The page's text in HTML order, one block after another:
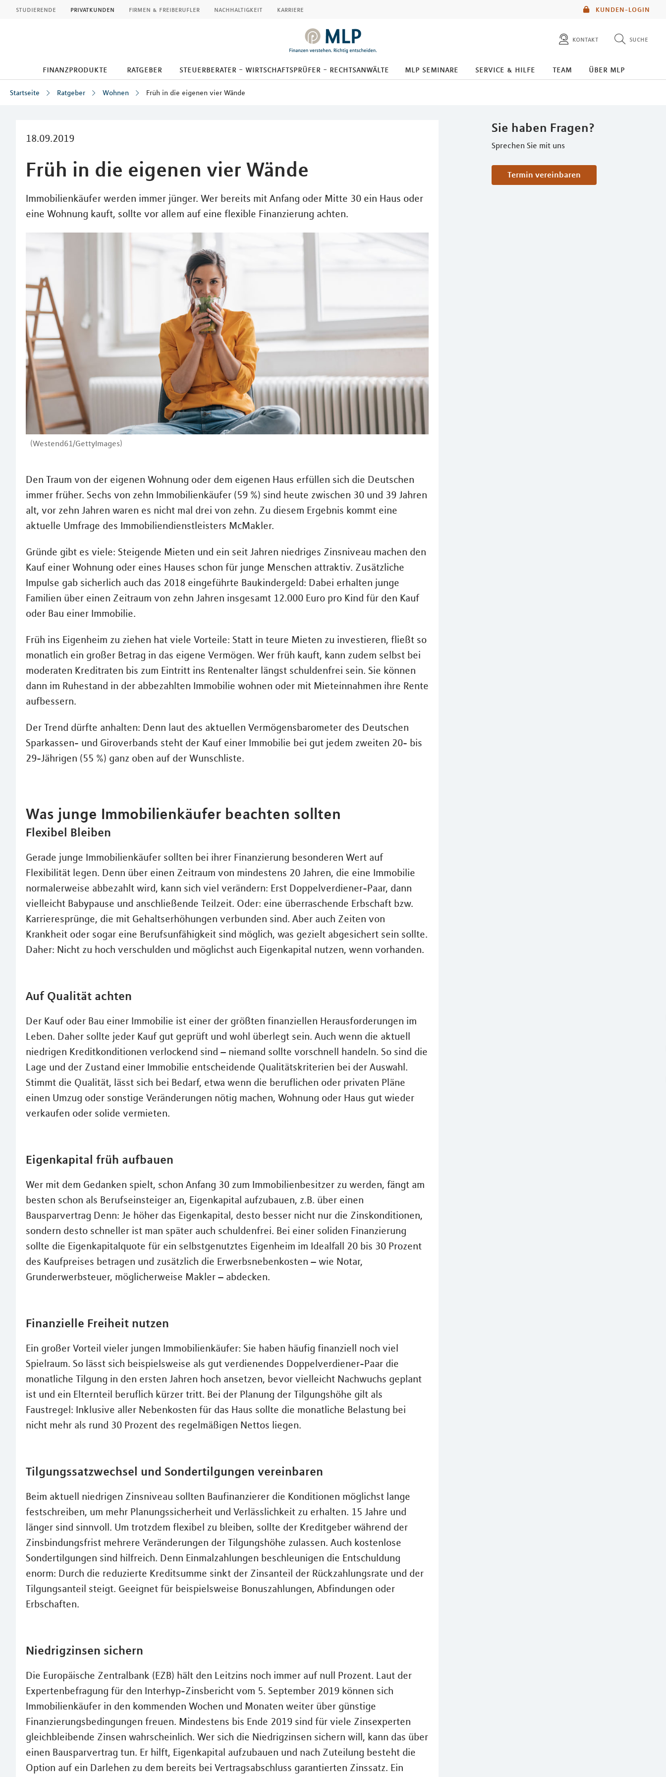
KUNDEN-LOGIN
studierende privatkunden firmen & freiberufler nachhaltigkeit karriere
kontakt suche
diese website durchsuchen
finanzprodukte ratgeber steuerberater - wirtschaftsprüfer - rechtsanwälte mlp seminare service & hilfe team über mlp
Startseite Ratgeber Wohnen Früh in die eigenen vier Wände
18.09.2019
Früh in die eigenen vier Wände
Immobilienkäufer werden immer jünger. Wer bereits mit Anfang oder Mitte 30 ein Haus oder
eine Wohnung kauft, sollte vor allem auf eine flexible Finanzierung achten.
(Westend61/GettyImages)
Sie haben Fragen?
Sprechen Sie mit uns
Termin vereinbaren
Den Traum von der eigenen Wohnung oder dem eigenen Haus erfüllen sich die Deutschen
immer früher. Sechs von zehn Immobilienkäufer (59 %) sind heute zwischen 30 und 39 Jahren
alt, vor zehn Jahren waren es nicht mal drei von zehn. Zu diesem Ergebnis kommt eine
aktuelle Umfrage des Immobiliendienstleisters McMakler.
Gründe gibt es viele: Steigende Mieten und ein seit Jahren niedriges Zinsniveau machen den
Kauf einer Wohnung oder eines Hauses schon für junge Menschen attraktiv. Zusätzliche
Impulse gab sicherlich auch das 2018 eingeführte Baukindergeld: Dabei erhalten junge
Familien über einen Zeitraum von zehn Jahren insgesamt 12.000 Euro pro Kind für den Kauf
oder Bau einer Immobilie.
Früh ins Eigenheim zu ziehen hat viele Vorteile: Statt in teure Mieten zu investieren, fließt so
monatlich ein großer Betrag in das eigene Vermögen. Wer früh kauft, kann zudem selbst bei
moderaten Kreditraten bis zum Eintritt ins Rentenalter längst schuldenfrei sein. Sie können
dann im Ruhestand in der abbezahlten Immobilie wohnen oder mit Mieteinnahmen ihre Rente
aufbessern.
Der Trend dürfte anhalten: Denn laut des aktuellen Vermögensbarometer des Deutschen
Sparkassen- und Giroverbands steht der Kauf einer Immobilie bei gut jedem zweiten 20- bis
29-Jährigen (55 %) ganz oben auf der Wunschliste.
Was junge Immobilienkäufer beachten sollten
Flexibel Bleiben
Gerade junge Immobilienkäufer sollten bei ihrer Finanzierung besonderen Wert auf
Flexibilität legen. Denn über einen Zeitraum von mindestens 20 Jahren, die eine Immobilie
normalerweise abbezahlt wird, kann sich viel verändern: Erst Doppelverdiener-Paar, dann
vielleicht Babypause und anschließende Teilzeit. Oder: eine überraschende Erbschaft bzw.
Karrieresprünge, die mit Gehaltserhöhungen verbunden sind. Aber auch Zeiten von
Krankheit oder sogar eine Berufsunfähigkeit sind möglich, was gezielt abgesichert sein sollte.
Daher: Nicht zu hoch verschulden und möglichst auch Eigenkapital nutzen, wenn vorhanden.
Auf Qualität achten
Der Kauf oder Bau einer Immobilie ist einer der größten finanziellen Herausforderungen im
Leben. Daher sollte jeder Kauf gut geprüft und wohl überlegt sein. Auch wenn die aktuell
niedrigen Kreditkonditionen verlockend sind – niemand sollte vorschnell handeln. So sind die
Lage und der Zustand einer Immobilie entscheidende Qualitätskriterien bei der Auswahl.
Stimmt die Qualität, lässt sich bei Bedarf, etwa wenn die beruflichen oder privaten Pläne
einen Umzug oder sonstige Veränderungen nötig machen, Wohnung oder Haus gut wieder
verkaufen oder solide vermieten.
Eigenkapital früh aufbauen
Wer mit dem Gedanken spielt, schon Anfang 30 zum Immobilienbesitzer zu werden, fängt am
besten schon als Berufseinsteiger an, Eigenkapital aufzubauen, z.B. über einen
Bausparvertrag Denn: Je höher das Eigenkapital, desto besser nicht nur die Zinskonditionen,
sondern desto schneller ist man später auch schuldenfrei. Bei einer soliden Finanzierung
sollte die Eigenkapitalquote für ein selbstgenutztes Eigenheim im Idealfall 20 bis 30 Prozent
des Kaufpreises betragen und zusätzlich die Erwerbsnebenkosten – wie Notar,
Grunderwerbsteuer, möglicherweise Makler – abdecken.
Finanzielle Freiheit nutzen
Ein großer Vorteil vieler jungen Immobilienkäufer: Sie haben häufig finanziell noch viel
Spielraum. So lässt sich beispielsweise als gut verdienendes Doppelverdiener-Paar die
monatliche Tilgung in den ersten Jahren hoch ansetzen, bevor vielleicht Nachwuchs geplant
ist und ein Elternteil beruflich kürzer tritt. Bei der Planung der Tilgungshöhe gilt als
Faustregel: Inklusive aller Nebenkosten für das Haus sollte die monatliche Belastung bei
nicht mehr als rund 30 Prozent des regelmäßigen Nettos liegen.
Tilgungssatzwechsel und Sondertilgungen vereinbaren
Beim aktuell niedrigen Zinsniveau sollten Baufinanzierer die Konditionen möglichst lange
festschreiben, um mehr Planungssicherheit und Verlässlichkeit zu erhalten. 15 Jahre und
länger sind sinnvoll. Um trotzdem flexibel zu bleiben, sollte der Kreditgeber während der
Zinsbindungsfrist mehrere Veränderungen der Tilgungshöhe zulassen. Auch kostenlose
Sondertilgungen sind hilfreich. Denn Einmalzahlungen beschleunigen die Entschuldung
enorm: Durch die reduzierte Kreditsumme sinkt der Zinsanteil der Rückzahlungsrate und der
Tilgungsanteil steigt. Geeignet für beispielsweise Bonuszahlungen, Abfindungen oder
Erbschaften.
Niedrigzinsen sichern
Die Europäische Zentralbank (EZB) hält den Leitzins noch immer auf null Prozent. Laut der
Expertenbefragung für den Interhyp-Zinsbericht vom 5. September 2019 können sich
Immobilienkäufer in den kommenden Wochen und Monaten weiter über günstige
Finanzierungsbedingungen freuen. Mindestens bis Ende 2019 sind für viele Zinsexperten
gleichbleibende Zinsen wahrscheinlich. Wer sich die Niedrigzinsen sichern will, kann das über
einen Bausparvertrag tun. Er hilft, Eigenkapital aufzubauen und nach Zuteilung besteht die
Option auf ein Darlehen zu dem bereits bei Vertragsabschluss garantierten Zinssatz. Ein